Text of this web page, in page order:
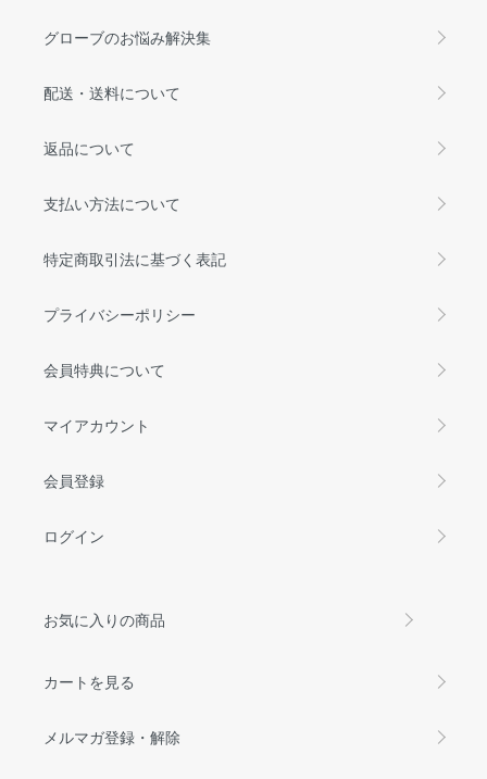
グローブのお悩み解決集
配送・送料について
返品について
支払い方法について
特定商取引法に基づく表記
プライバシーポリシー
会員特典について
マイアカウント
会員登録
ログイン
お気に入りの商品
カートを見る
メルマガ登録・解除